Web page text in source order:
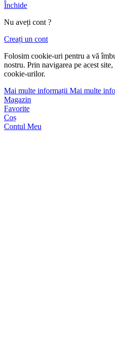
Închide
Nu aveți cont ?
Creați un cont
Folosim cookie-uri pentru a vă
nostru. Prin navigarea pe acest
cookie-urilor.
Mai multe informații Mai multe
Magazin
Favorite
Coș
Contul Meu